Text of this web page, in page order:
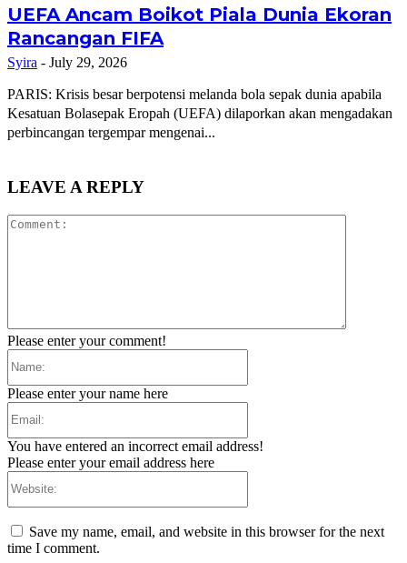
UEFA Ancam Boikot Piala Dunia Ekoran
Rancangan FIFA
Syira - July 29, 2026
PARIS: Krisis besar berpotensi melanda bola sepak dunia apabila
Kesatuan Bolasepak Eropah (UEFA) dilaporkan akan mengadakan
perbincangan tergempar mengenai...
LEAVE A REPLY
Please enter your comment!
Please enter your name here
You have entered an incorrect email address!
Please enter your email address here
Save my name, email, and website in this browser for the next
time I comment.